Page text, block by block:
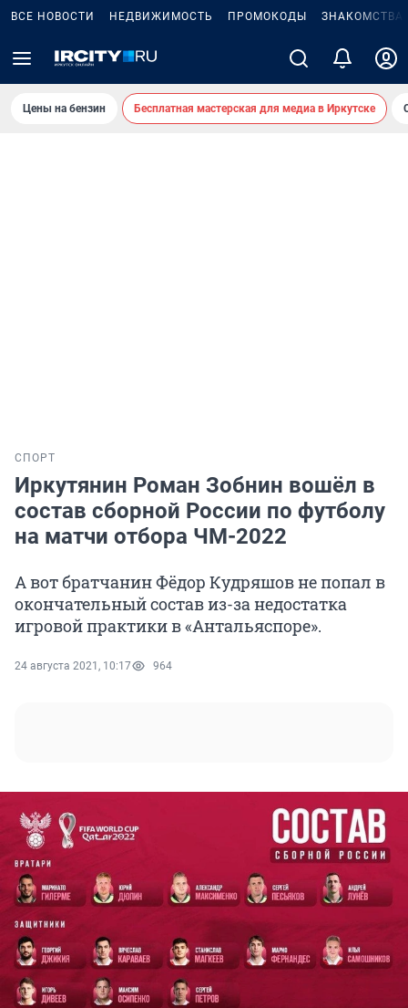
ВСЕ НОВОСТИ НЕДВИЖИМОСТЬ ПРОМОКОДЫ ЗНАКОМСТВА
Цены на бензин Бесплатная мастерская для медиа в Иркутске
СПОРТ
Иркутянин Роман Зобнин вошёл в
состав сборной России по футболу
на матчи отбора ЧМ-2022
А вот братчанин Фёдор Кудряшов не попал в
окончательный состав из-за недостатка
игровой практики в «Антальяспоре».
24 августа 2021, 10:17 964